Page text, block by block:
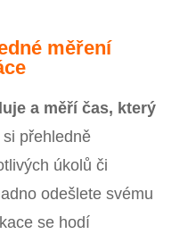
měření
a měří čas, který
přehledně
úkolů či
odešlete svému
se hodí